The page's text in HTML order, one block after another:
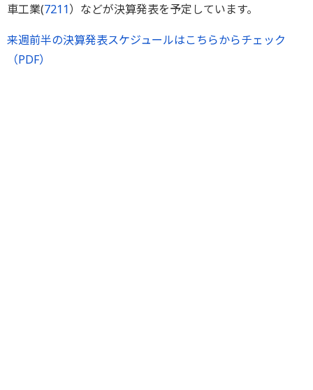
車工業(7211）などが決算発表を予定しています。
来週前半の決算発表スケジュールはこちらからチェック
（PDF）